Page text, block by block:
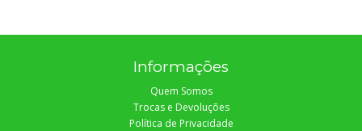
Informações
Quem Somos
Trocas e Devoluções
Política de Privacidade